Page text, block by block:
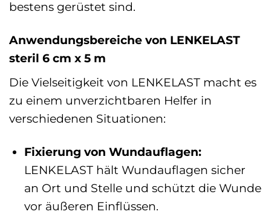
bestens gerüstet sind.
Anwendungsbereiche von LENKELAST
steril 6 cm x 5 m
Die Vielseitigkeit von LENKELAST macht es
zu einem unverzichtbaren Helfer in
verschiedenen Situationen:
Fixierung von Wundauflagen:
LENKELAST hält Wundauflagen sicher
an Ort und Stelle und schützt die Wunde
vor äußeren Einflüssen.